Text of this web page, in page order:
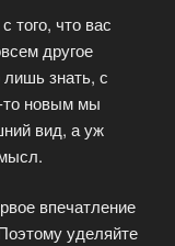
того, что вас
другое
знать, с
то новым мы
вид, а уж
впечатление
уделяйте